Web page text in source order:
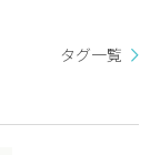
タグ一覧